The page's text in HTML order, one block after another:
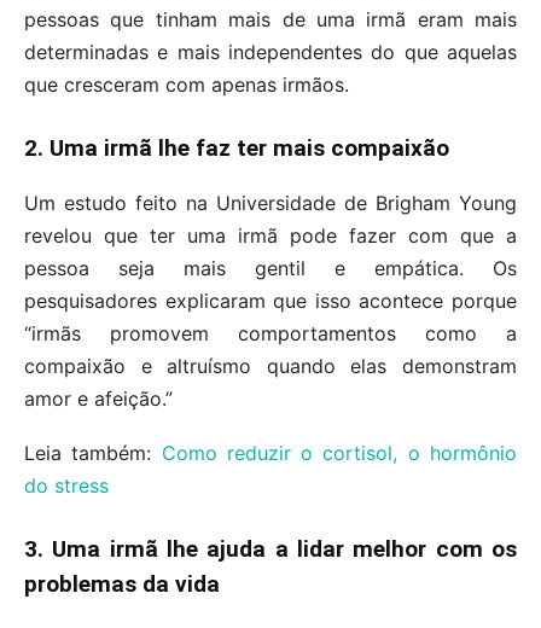
pessoas que tinham mais de uma irmã eram mais
determinadas e mais independentes do que aquelas
que cresceram com apenas irmãos.
2. Uma irmã lhe faz ter mais compaixão
Um estudo feito na Universidade de Brigham Young
revelou que ter uma irmã pode fazer com que a
pessoa seja mais gentil e empática. Os
pesquisadores explicaram que isso acontece porque
“irmãs promovem comportamentos como a
compaixão e altruísmo quando elas demonstram
amor e afeição.”
Leia também: Como reduzir o cortisol, o hormônio
do stress
3. Uma irmã lhe ajuda a lidar melhor com os
problemas da vida